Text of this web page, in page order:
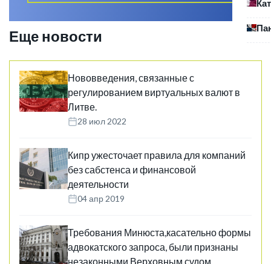
Еще новости
Нововведения, связанные с
регулированием виртуальных валют в
Литве.
28 июл 2022
Кипр ужесточает правила для компаний
без сабстенса и финансовой
деятельности
04 апр 2019
Требования Минюста,касательно формы
адвокатского запроса, были признаны
незаконными Верховным судом